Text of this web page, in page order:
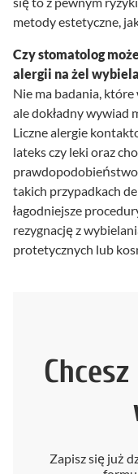
metody estetyczne,
Czy stomatolog
alergii na żel
Nie ma badania,
ale dokładny wywiad
Liczne alergie
lateks czy leki oraz
takich przypadkach
łagodniejsze
rezygnację z
protetycznych lub
Zapisz się już